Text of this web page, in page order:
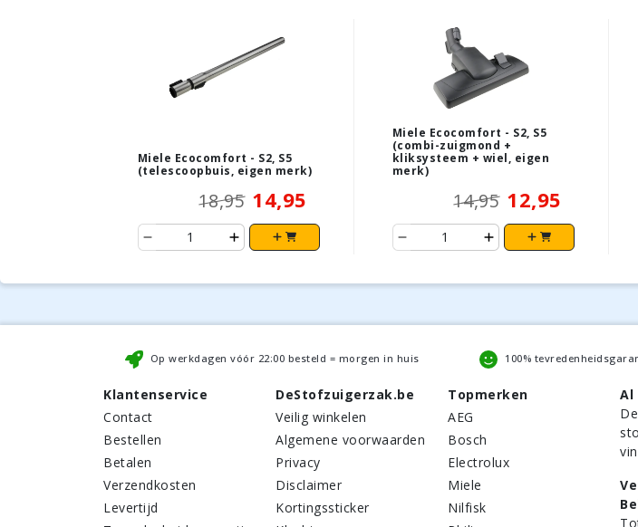
Miele Ecocomfort - S2, S5
(telescoopbuis, eigen merk)
18,95 14,95
Miele Ecocomfort - S2, S5
(combi-zuigmond +
kliksysteem + wiel, eigen
merk)
14,95 12,95
Op werkdagen vóór 22:00 besteld = morgen in huis 100%
Klantenservice
Contact
Bestellen
Betalen
Verzendkosten
Levertijd
DeStofzuigerzak.be
Veilig winkelen
Algemene voorwaarden
Privacy
Disclaimer
Kortingssticker
Topmerken
AEG
Bosch
Electrolux
Miele
Nilfisk
Al